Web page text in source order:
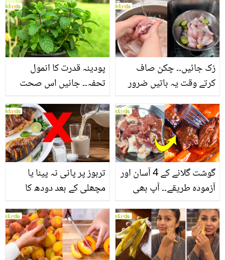
منرلز اور اینٹی آکسیڈنٹس
سے بھرپور اس سبزی کے
فائدے
بنانے کے چند قدرتی طریقے
پودینہ قدرت کا انمول
تحفہ۔۔ جانیں اس صحت
انگیز طبی فوائد
رُک جائیں۔۔ چکن صاف
کرتے وقت یہ باتیں ضرور
تربوز پر پانی نہ پینا یا
مچھلی کے بعد دودھ کا
سے متعلق غلط فہمیوں کی
حقیقت کیا ہے اور افواہ
کیا؟
گوشت گلانے کے 4 آسان اور
آزمودہ طریقے۔۔ آپ بھی
بتائے راز